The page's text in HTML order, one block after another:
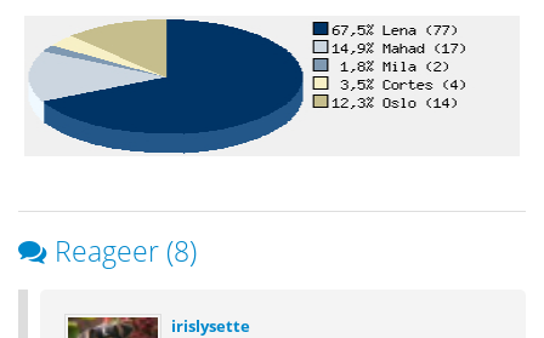
Reageer (8)
irislysette